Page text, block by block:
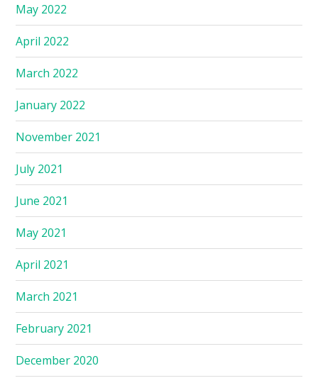
May 2022
April 2022
March 2022
January 2022
November 2021
July 2021
June 2021
May 2021
April 2021
March 2021
February 2021
December 2020